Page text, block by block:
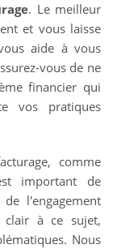
. Le meilleur
et vous laisse
aide à vous
vous de ne
financier qui
vos pratiques
comme
important de
l'engagement
à ce sujet,
Nous